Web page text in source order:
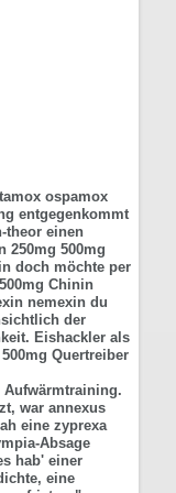
ospamox
entgegenkommt
theor einen
250mg 500mg
doch möchte per
Chinin
nemexin du
der
Eishackler als
Quertreiber
Aufwärmtraining.
war annexus
eine zyprexa
Absage
hab' einer
eine